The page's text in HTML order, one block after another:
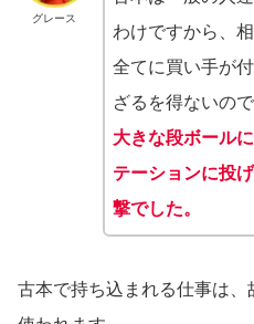
グレース
わけですから、
全てに買い手が
ざるを得ないので
大きな段ボール
テーションに投
撃でした。
古本で持ち込まれる仕事は